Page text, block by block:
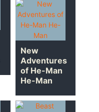
New
Adventures
of He-Man
He-Man